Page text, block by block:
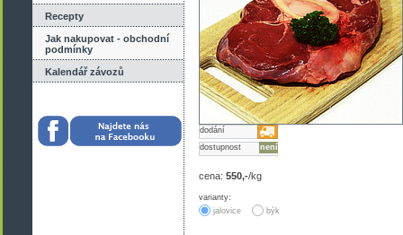
Recepty
Jak nakupovat - obchodní
podmínky
Kalendář závozů
dodání
není
dostupnost
cena: 550,-/kg
varianty:
jalovice
býk